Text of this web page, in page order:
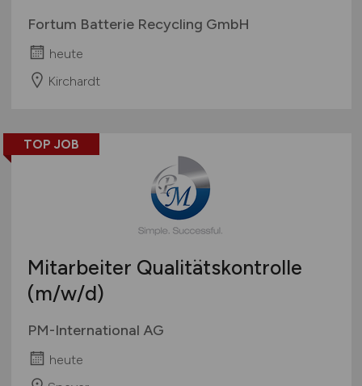
Fortum Batterie Recycling GmbH
heute
Kirchardt
TOP JOB
Mitarbeiter Qualitätskontrolle
(m/w/d)
PM-International AG
heute